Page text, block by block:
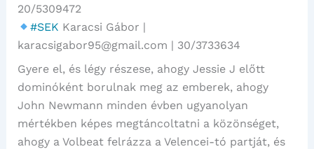
20/5309472
#SEK Karacsi Gábor |
karacsigabor95@gmail.com | 30/3733634
Gyere el, és légy részese, ahogy Jessie J előtt
dominóként borulnak meg az emberek, ahogy
John Newmann minden évben ugyanolyan
mértékben képes megtáncoltatni a közönséget,
ahogy a Volbeat felrázza a Velencei-tó partját, és